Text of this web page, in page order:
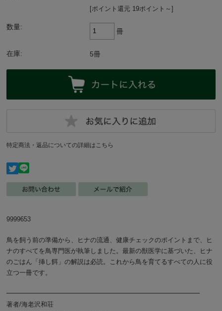
[ポイント還元 19ポイント～]
数量:
冊
在庫: 5冊
特定商法・返品についての詳細はこちら
9999653
鳥を飼う前の準備から、ヒナの流通、健康チェックのポイントまで、ヒ
ナのすべてを鳥専門医が執筆しました。最新の獣医学に基づいた、ヒナ
のごはん「挿し餌」の解説は必読。これから鳥を育てるすべての人に役
立つ一冊です。
━━━━━━━━━━━━━━━━━━━━━━━━━━━━━━
著者/海老沢和荘